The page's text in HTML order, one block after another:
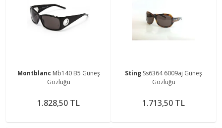
Montblanc Mb140 B5 Güneş
Gözlüğü
1.828,50 TL
Sting Ss6364 6009aj Güneş
Gözlüğü
1.713,50 TL